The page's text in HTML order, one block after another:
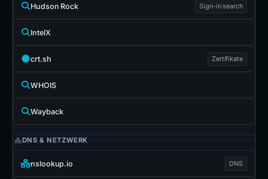
Hudson Rock Sign-in search
IntelX
crt.sh Zertifikate
WHOIS
Wayback
DNS & NETZWERK
nslookup.io DNS